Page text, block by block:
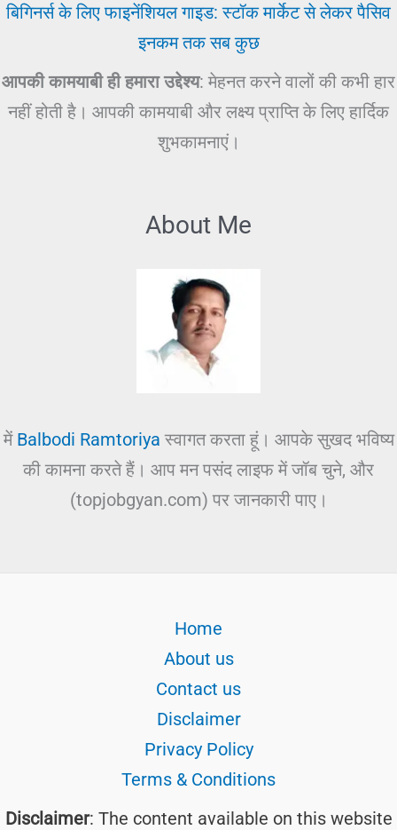
बिगिनर्स के लिए फाइनेंशियल गाइड: स्टॉक मार्केट से लेकर पैसिव
इनकम तक सब कुछ
आपकी कामयाबी ही हमारा उद्देश्य: मेहनत करने वालों की कभी हार
नहीं होती है। आपकी कामयाबी और लक्ष्य प्राप्ति के लिए हार्दिक
शुभकामनाएं।
About Me
में Balbodi Ramtoriya स्वागत करता हूं। आपके सुखद भविष्य
की कामना करते हैं। आप मन पसंद लाइफ में जॉब चुने, और
(topjobgyan.com) पर जानकारी पाए।
Home
About us
Contact us
Disclaimer
Privacy Policy
Terms & Conditions
Disclaimer: The content available on this website